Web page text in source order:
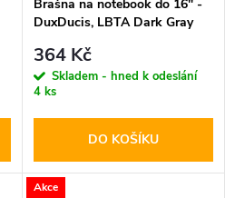
Brašna na notebook do 16" -
DuxDucis, LBTA Dark Gray
364 Kč
Skladem - hned k odeslání
4 ks
DO KOŠÍKU
Akce